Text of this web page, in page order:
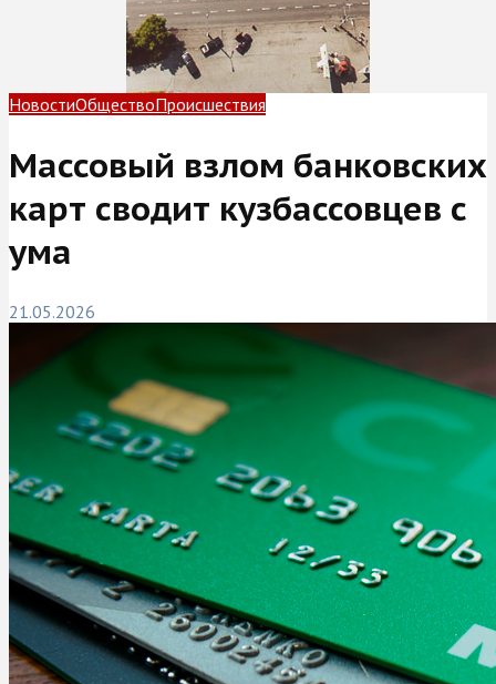
НовостиОбществоПроисшествия
Массовый взлом банковских
карт сводит кузбассовцев с
ума
21.05.2026